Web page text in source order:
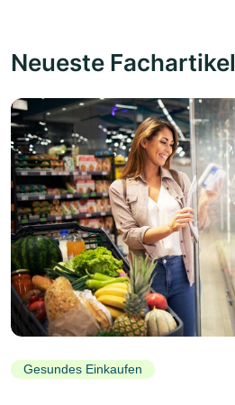
Neueste Fachartikel
Gesundes Einkaufen